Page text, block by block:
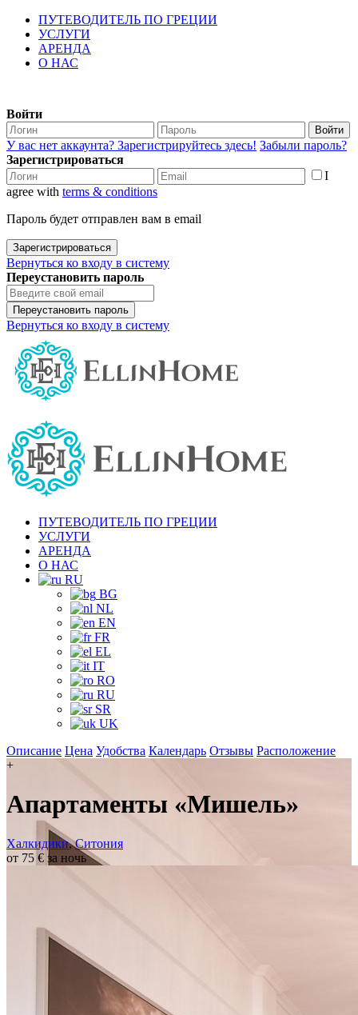
ПУТЕВОДИТЕЛЬ ПО ГРЕЦИИ
УСЛУГИ
АРЕНДА
О НАС
Войти
Войти
У вас нет аккаунта? Зарегистрируйтесь здесь! Забыли пароль?
Зарегистрироваться
I
agree with terms & conditions
Пароль будет отправлен вам в email
Зарегистрироваться
Вернуться ко входу в систему
Переустановить пароль
Переустановить пароль
Вернуться ко входу в систему
ПУТЕВОДИТЕЛЬ ПО ГРЕЦИИ
УСЛУГИ
АРЕНДА
О НАС
RU
BG
NL
EN
FR
EL
IT
RO
RU
SR
UK
Описание Цена Удобства Календарь Отзывы Расположение
+
Апартаменты «Мишель»
Халкидики,Ситония
от 75 € за ночь